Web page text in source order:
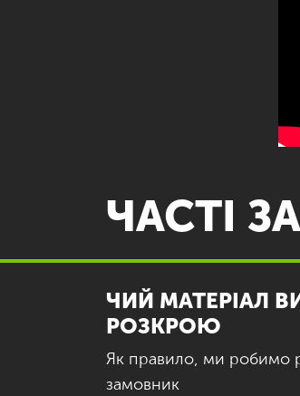
ЧАСТІ
ЧИЙ МАТЕРІАЛ
РОЗКРОЮ
Як правило, ми робимо
замовник